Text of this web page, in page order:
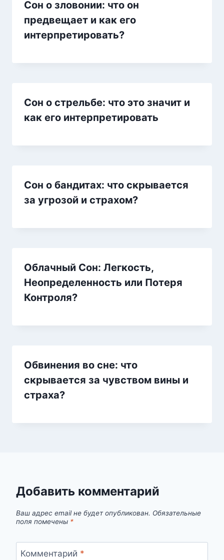
Сон о зловонии: что он
предвещает и как его
интерпретировать?
Сон о стрельбе: что это значит и
как его интерпретировать
Сон о бандитах: что скрывается
за угрозой и страхом?
Облачный Сон: Легкость,
Неопределенность или Потеря
Контроля?
Обвинения во сне: что
скрывается за чувством вины и
страха?
Добавить комментарий
Ваш адрес email не будет опубликован. Обязательные
поля помечены *
Комментарий *